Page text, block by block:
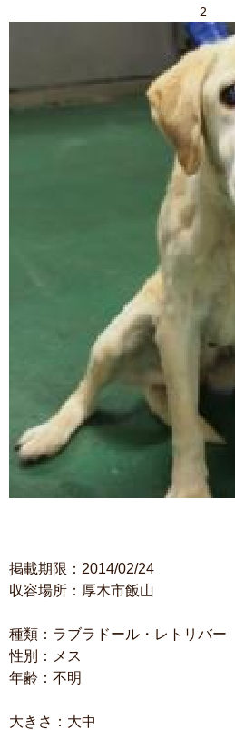
2
掲載期限：2014/02/24
収容場所：厚木市飯山
種類：ラブラドール・レトリバー
性別：メス
年齢：不明
大きさ：大中